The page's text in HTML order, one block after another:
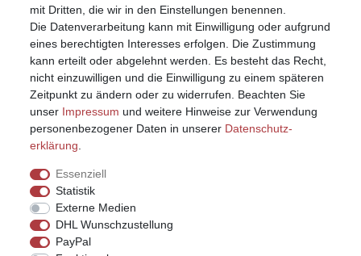
mit Dritten, die wir in den Einstellungen benennen.
Die Datenverarbeitung kann mit Einwilligung oder aufgrund
eines berechtigten Interesses erfolgen. Die Zustimmung
kann erteilt oder abgelehnt werden. Es besteht das Recht,
nicht einzuwilligen und die Einwilligung zu einem späteren
Zeitpunkt zu ändern oder zu widerrufen. Beachten Sie
unser Impressum und weitere Hinweise zur Verwendung
personenbezogener Daten in unserer Daten­schutz­
erklärung
Essenziell
Statistik
Externe Medien
DHL Wunschzustellung
PayPal